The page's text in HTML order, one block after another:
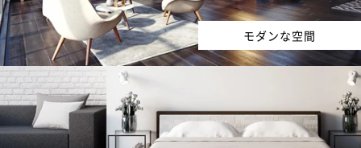
モダンな空間